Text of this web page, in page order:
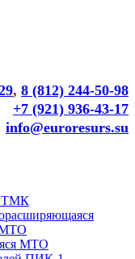
, 8 (812) 244-50-98
+7 (921) 936-43-17
info@euroresurs.su
МТО
МТО